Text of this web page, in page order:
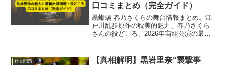
口コミまとめ（完全ガイド）
黒蜥蜴 春乃さくらの舞台情報まとめ。江
戸川乱歩原作の耽美的魅力、春乃さくら
さんの役どころ、2026年宙組公演の最新
社会問題
【真相解明】黒岩里奈“襲撃事